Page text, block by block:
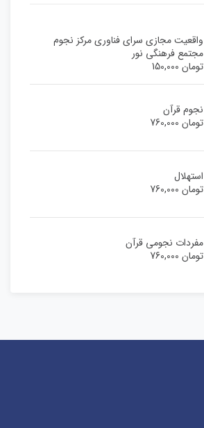
واقعیت مجازی سرای فناوری مرکز نجوم
مجتمع فرهنگی نور
تومان150,000
نجوم قرآن
تومان760,000
استهلال
تومان760,000
مفردات نجومی قرآن
تومان760,000